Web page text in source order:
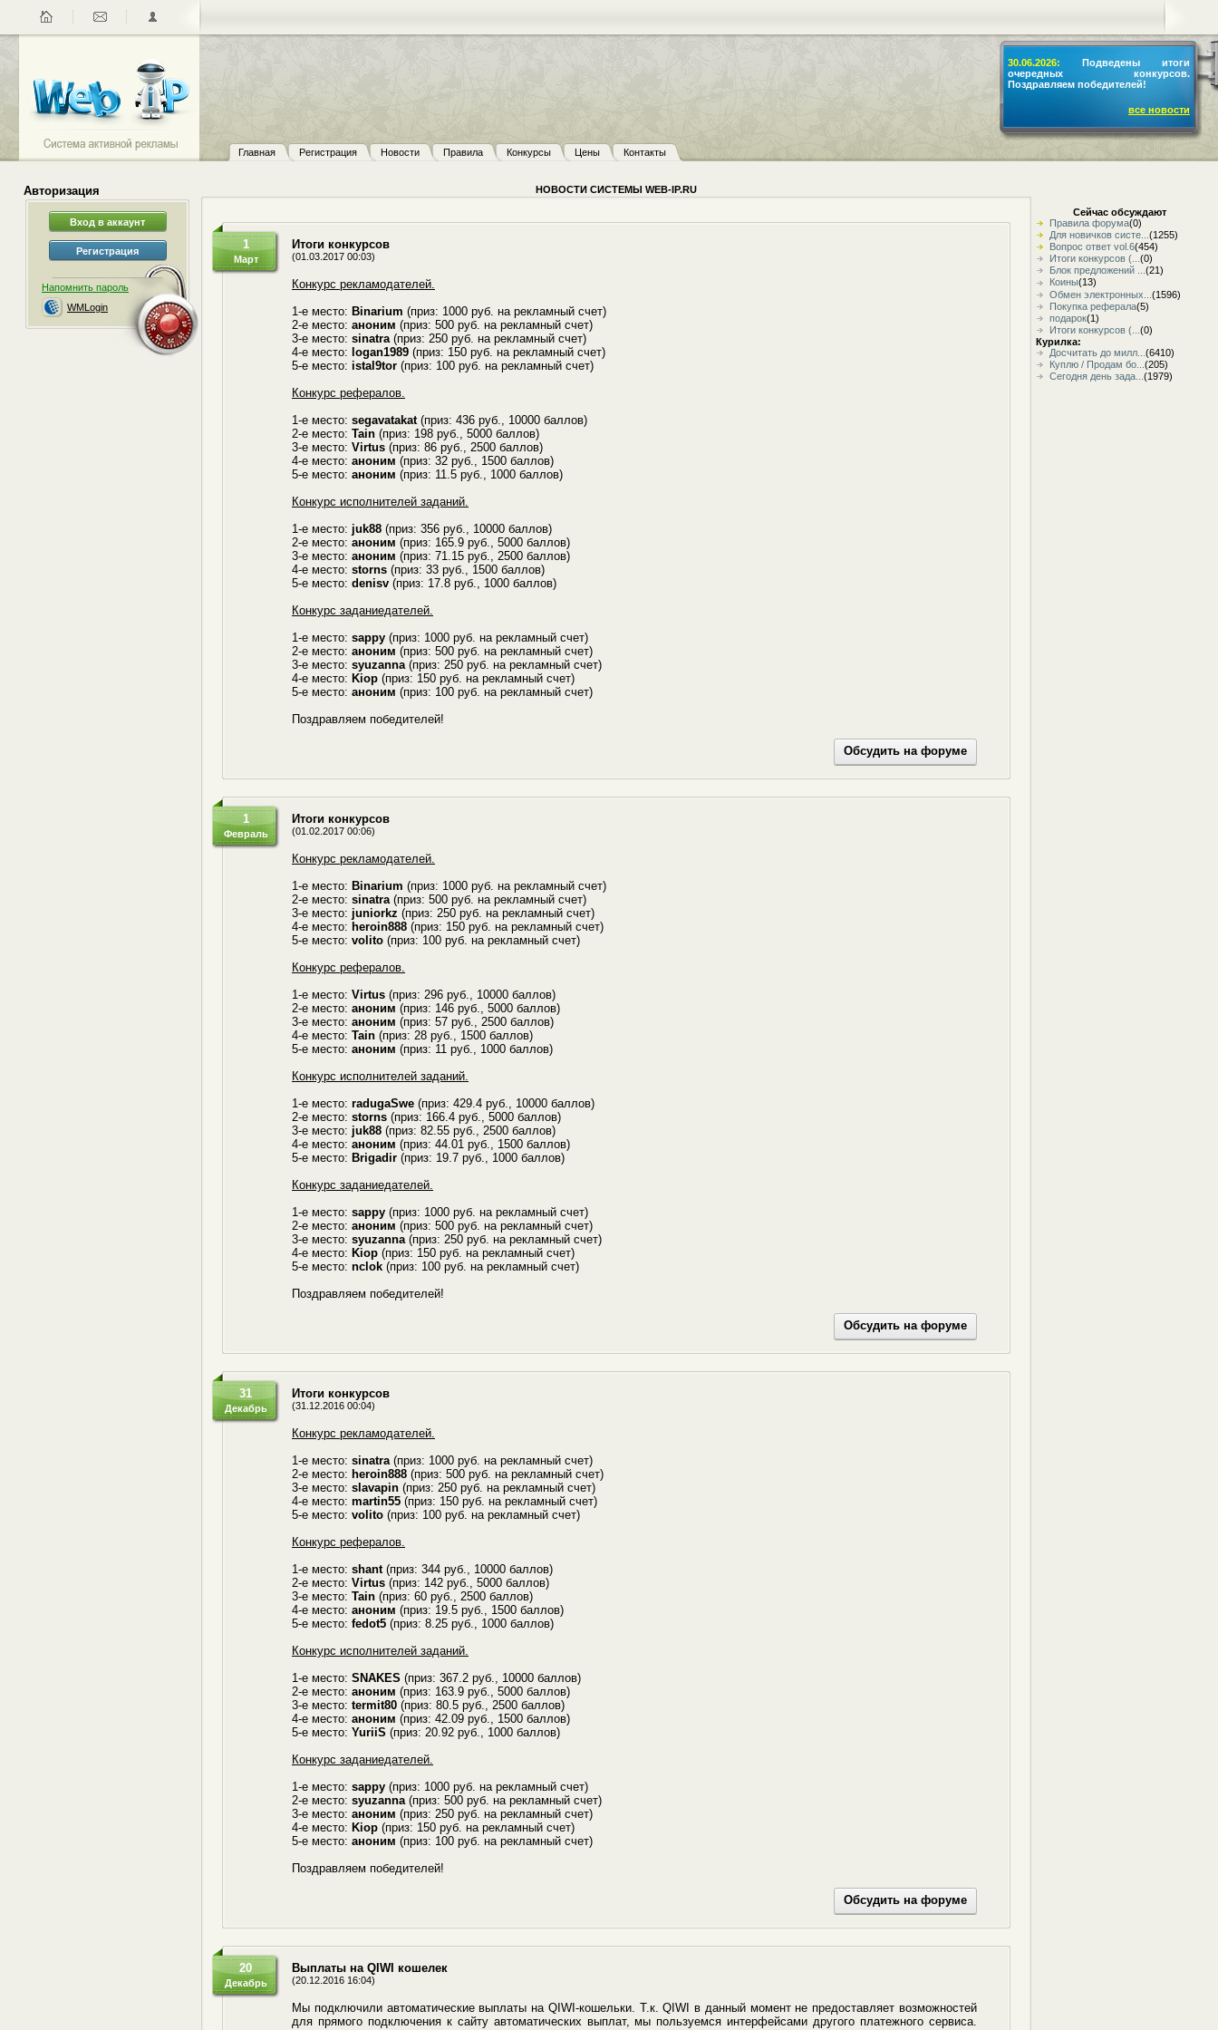
30.06.2026: Подведены итоги
очередных конкурсов.
Поздравляем победителей!
все новости
Главная Регистрация Новости Правила Конкурсы Цены Контакты
Авторизация
Напомнить пароль
WMLogin
НОВОСТИ СИСТЕМЫ WEB-IP.RU
1
Март
Итоги конкурсов
(01.03.2017 00:03)
Конкурс рекламодателей.
1-е место: Binarium (приз: 1000 руб. на рекламный счет)
2-е место: аноним (приз: 500 руб. на рекламный счет)
3-е место: sinatra(приз: 250 руб. на рекламный счет)
4-е место: logan1989 (приз: 150 руб. на рекламный счет)
5-е место: istal9tor (приз: 100 руб. на рекламный счет)
Конкурс рефералов.
1-е место: segavatakat(приз: 436 руб., 10000 баллов)
2-е место: Tain (приз: 198 руб., 5000 баллов)
3-е место: Virtus (приз: 86 руб., 2500 баллов)
4-е место: аноним (приз: 32 руб., 1500 баллов)
5-е место: аноним (приз: 11.5 руб., 1000 баллов)
Конкурс исполнителей заданий.
1-е место: juk88 (приз: 356 руб., 10000 баллов)
2-е место: аноним (приз: 165.9 руб., 5000 баллов)
3-е место: аноним (приз: 71.15 руб., 2500 баллов)
4-е место: storns (приз: 33 руб., 1500 баллов)
5-е место: denisv (приз: 17.8 руб., 1000 баллов)
Конкурс заданиедателей.
1-е место: sappy (приз: 1000 руб. на рекламный счет)
2-е место: аноним (приз: 500 руб. на рекламный счет)
3-е место: syuzanna(приз: 250 руб. на рекламный счет)
4-е место: Kiop (приз: 150 руб. на рекламный счет)
5-е место: аноним (приз: 100 руб. на рекламный счет)
Поздравляем победителей!
Обсудить на форуме
1
Февраль
Итоги конкурсов
(01.02.2017 00:06)
Конкурс рекламодателей.
1-е место: Binarium (приз: 1000 руб. на рекламный счет)
2-е место: sinatra(приз: 500 руб. на рекламный счет)
3-е место: juniorkz (приз: 250 руб. на рекламный счет)
4-е место: heroin888 (приз: 150 руб. на рекламный счет)
5-е место: volito (приз: 100 руб. на рекламный счет)
Конкурс рефералов.
1-е место: Virtus (приз: 296 руб., 10000 баллов)
2-е место: аноним (приз: 146 руб., 5000 баллов)
3-е место: аноним (приз: 57 руб., 2500 баллов)
4-е место: Tain (приз: 28 руб., 1500 баллов)
5-е место: аноним (приз: 11 руб., 1000 баллов)
Конкурс исполнителей заданий.
1-е место: radugaSwe (приз: 429.4 руб., 10000 баллов)
2-е место: storns (приз: 166.4 руб., 5000 баллов)
3-е место: juk88 (приз: 82.55 руб., 2500 баллов)
4-е место: аноним (приз: 44.01 руб., 1500 баллов)
5-е место: Brigadir (приз: 19.7 руб., 1000 баллов)
Конкурс заданиедателей.
1-е место: sappy (приз: 1000 руб. на рекламный счет)
2-е место: аноним (приз: 500 руб. на рекламный счет)
3-е место: syuzanna(приз: 250 руб. на рекламный счет)
4-е место: Kiop (приз: 150 руб. на рекламный счет)
5-е место: nclok (приз: 100 руб. на рекламный счет)
Поздравляем победителей!
Обсудить на форуме
31
Декабрь
Итоги конкурсов
(31.12.2016 00:04)
Конкурс рекламодателей.
1-е место: sinatra(приз: 1000 руб. на рекламный счет)
2-е место: heroin888 (приз: 500 руб. на рекламный счет)
3-е место: slavapin (приз: 250 руб. на рекламный счет)
4-е место: martin55 (приз: 150 руб. на рекламный счет)
5-е место: volito (приз: 100 руб. на рекламный счет)
Конкурс рефералов.
1-е место: shant(приз: 344 руб., 10000 баллов)
2-е место: Virtus (приз: 142 руб., 5000 баллов)
3-е место: Tain (приз: 60 руб., 2500 баллов)
4-е место: аноним (приз: 19.5 руб., 1500 баллов)
5-е место: fedot5 (приз: 8.25 руб., 1000 баллов)
Конкурс исполнителей заданий.
1-е место: SNAKES (приз: 367.2 руб., 10000 баллов)
2-е место: аноним (приз: 163.9 руб., 5000 баллов)
3-е место: termit80 (приз: 80.5 руб., 2500 баллов)
4-е место: аноним (приз: 42.09 руб., 1500 баллов)
5-е место: YuriiS (приз: 20.92 руб., 1000 баллов)
Конкурс заданиедателей.
1-е место: sappy (приз: 1000 руб. на рекламный счет)
2-е место: syuzanna(приз: 500 руб. на рекламный счет)
3-е место: аноним (приз: 250 руб. на рекламный счет)
4-е место: Kiop (приз: 150 руб. на рекламный счет)
5-е место: аноним (приз: 100 руб. на рекламный счет)
Поздравляем победителей!
Обсудить на форуме
20
Декабрь
Выплаты на QIWI кошелек
(20.12.2016 16:04)
Мы подключили автоматические выплаты на QIWI-кошельки. Т.к. QIWI в данный момент не предоставляет возможностей
для прямого подключения к сайту автоматических выплат, мы пользуемся интерфейсами другого платежного сервиса.
Сейчас обсуждают
Правила форума(0)
Для новичков систе... (1255)
Вопрос ответ vol.6(454)
Итоги конкурсов (... (0)
Блок предложений ... (21)
Коины(13)
Обмен электронных... (1596)
Покупка реферала(5)
подарок(1)
Итоги конкурсов (... (0)
Курилка:
Досчитать до милл... (6410)
Куплю / Продам бо... (205)
Сегодня день зада... (1979)